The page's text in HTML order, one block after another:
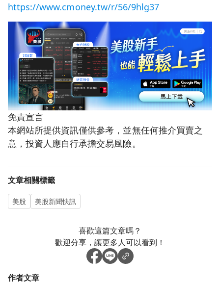
https://www.cmoney.tw/r/56/9hlg37
免責宣言
本網站所提供資訊僅供參考，並無任何推介買賣之
意，投資人應自行承擔交易風險。
文章相關標籤
美股 美股新聞快訊
喜歡這篇文章嗎？
歡迎分享，讓更多人可以看到！
作者文章